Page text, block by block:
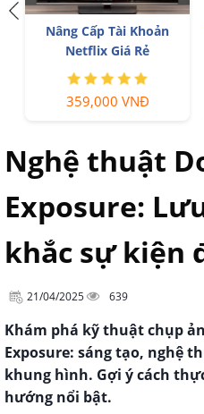
Nâng Cấp Tài Khoản
Netflix Giá Rẻ
359,000 VNĐ
Nghệ thuật
Exposure:
khắc sự kiện
21/04/2025 639
Khám phá kỹ thuật chụp
Exposure: sáng tạo, nghệ
khung hình. Gợi ý cách
hướng nổi bật.